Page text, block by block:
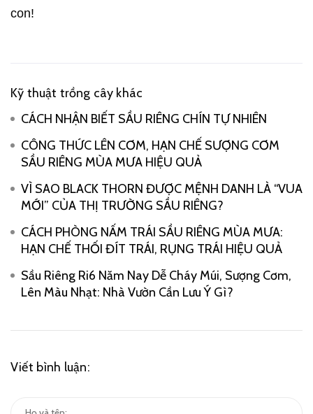
con!
Kỹ thuật trồng cây khác
CÁCH NHẬN BIẾT SẦU RIÊNG CHÍN TỰ NHIÊN
CÔNG THỨC LÊN CƠM, HẠN CHẾ SƯỢNG CƠM
SẦU RIÊNG MÙA MƯA HIỆU QUẢ
VÌ SAO BLACK THORN ĐƯỢC MỆNH DANH LÀ “VUA
MỚI” CỦA THỊ TRƯỜNG SẦU RIÊNG?
CÁCH PHÒNG NẤM TRÁI SẦU RIÊNG MÙA MƯA:
HẠN CHẾ THỐI ĐÍT TRÁI, RỤNG TRÁI HIỆU QUẢ
Sầu Riêng Ri6 Năm Nay Dễ Cháy Múi, Sượng Cơm,
Lên Màu Nhạt: Nhà Vườn Cần Lưu Ý Gì?
Viết bình luận: